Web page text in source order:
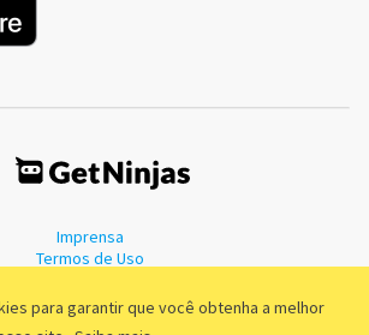
para garantir que você obtenha a melhor
Imprensa
Termos de Uso